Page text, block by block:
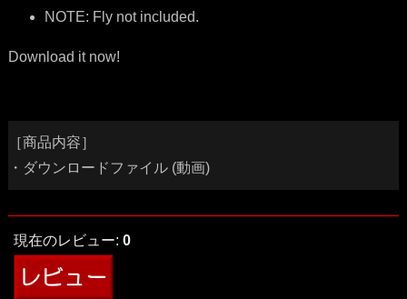
NOTE: Fly not included.
Download it now!
［商品内容］
・ダウンロードファイル (動画)
現在のレビュー: 0